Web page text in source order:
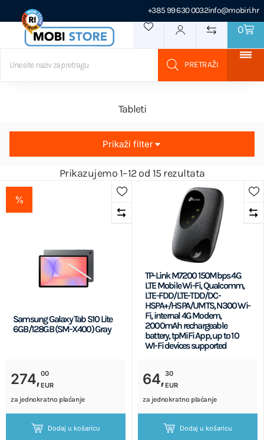
+385 99 630 0032info@mobiri.hr
0
Tableti
Prikaži filter
Prikazujemo 1–12 od 15 rezultata
%
Samsung Galaxy Tab S10 Lite
6GB/128GB (SM-X400) Gray
274,00
EUR
za jednokratno plaćanje
Dodaj u košaricu
TP-Link M7200 150Mbps 4G
LTE Mobile Wi-Fi, Qualcomm,
LTE-FDD/LTE-TDD/DC-
HSPA+/HSPA/UMTS, N300 Wi-
Fi, internal 4G Modem,
2000mAh rechargeable
battery, tpMiFi App, up to 10
WI-Fi devices supported
64,30
EUR
za jednokratno plaćanje
Dodaj u košaricu